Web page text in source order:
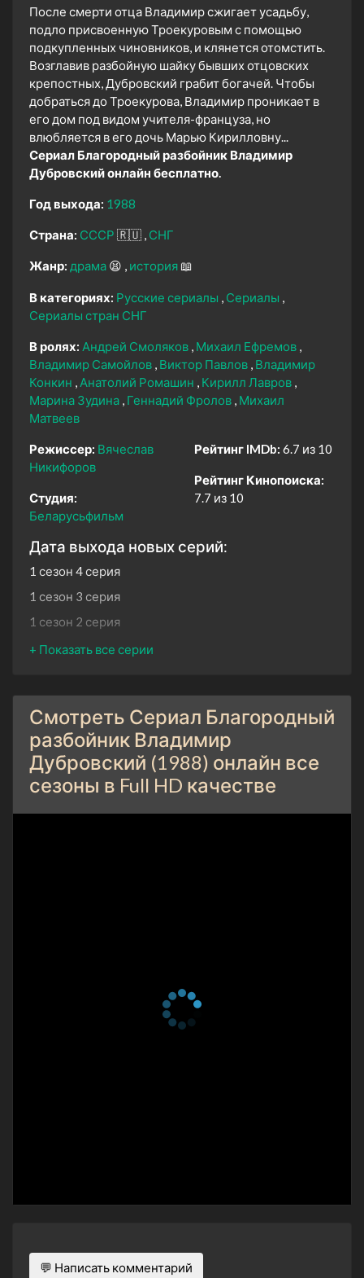
После смерти отца Владимир сжигает усадьбу,
подло присвоенную Троекуровым с помощью
подкупленных чиновников, и клянется отомстить.
Возглавив разбойную шайку бывших отцовских
крепостных, Дубровский грабит богачей. Чтобы
добраться до Троекурова, Владимир проникает в
его дом под видом учителя-француза, но
влюбляется в его дочь Марью Кирилловну...
Сериал Благородный разбойник Владимир
Дубровский онлайн бесплатно.
Год выхода: 1988
Страна: СССР 🇷🇺 СНГ
Жанр: драма 😫 история 📖
В категориях: Русские сериалы
Сериалы
Сериалы стран СНГ
В ролях: Андрей Смоляков Михаил Ефремов
Владимир Самойлов Виктор Павлов Владимир
Конкин
Анатолий Ромашин
Кирилл Лавров
Марина Зудина Геннадий Фролов Михаил
Матвеев
Режиссер: Вячеслав
Никифоров
Студия:
Беларусьфильм
Рейтинг IMDb: 6.7 из 10
Рейтинг Кинопоиска:
7.7 из 10
Дата выхода новых серий:
1 сезон 4 серия
1 сезон 3 серия
1 сезон 2 серия
1 сезон 1 серия
Смотреть Сериал Благородный
разбойник Владимир
Дубровский (1988) онлайн все
сезоны в Full HD качестве
💬 Написать комментарий